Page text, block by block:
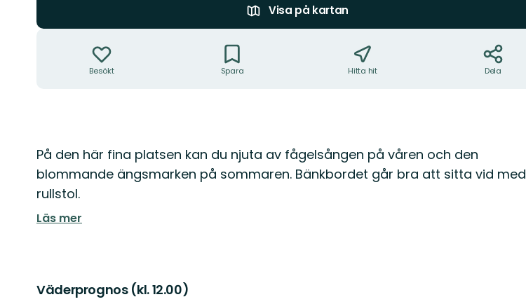
Visa på kartan
Besökt Spara Hitta hit Dela
Beskrivning
På den här fina platsen kan du njuta av fågelsången på våren och den
blommande ängsmarken på sommaren. Bänkbordet går bra att sitta vid med
rullstol.
Läs mer
Väderprognos (kl. 12.00)